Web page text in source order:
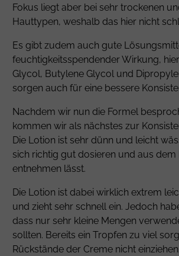
Fokus liegt aber bei sehr trockenen
Hauttypen, weshalb das hier nicht
Es gibt zudem auch gute
feuchtigkeitsspendender Wirkung,
Glycol, Butylene Glycol und
sorgen auch für eine bessere
Nachdem wir nun die Formel
kommen wir als nächstes zur
Die Lotion ist sehr dünn und leicht
sich richtig gut dosieren und aus
entnehmen lässt.
Die Lotion ist dabei wirklich extrem
und zieht sehr schnell ein. Jedoch
dass nur sehr kleine Mengen
sollten. Bereits ein Tropfen zu viel
Rückstände der Creme nicht einziehen.